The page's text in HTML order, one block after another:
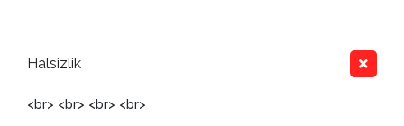
Halsizlik
<br> <br> <br> <br>